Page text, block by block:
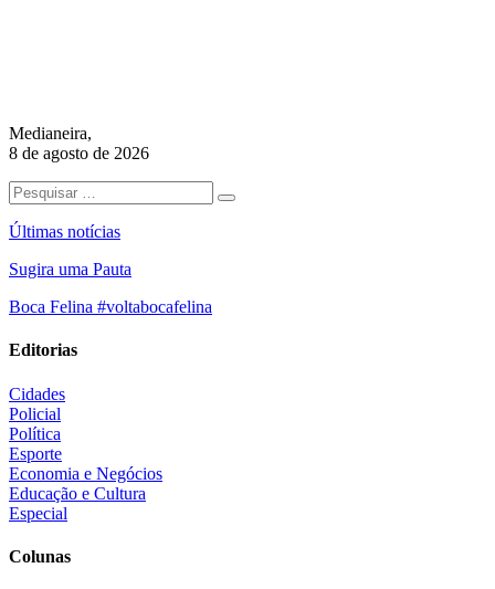
Medianeira,
8 de agosto de 2026
Últimas notícias
Sugira uma Pauta
Boca Felina #voltabocafelina
Editorias
Cidades
Policial
Política
Esporte
Economia e Negócios
Educação e Cultura
Especial
Colunas